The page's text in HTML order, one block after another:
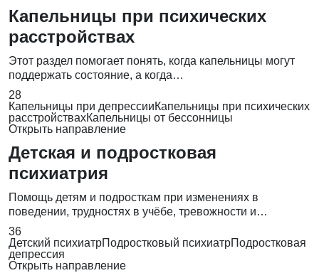
Капельницы при психических
расстройствах
Этот раздел помогает понять, когда капельницы могут
поддержать состояние, а когда…
28
Капельницы при депрессииКапельницы при психических
расстройствахКапельницы от бессонницы
Открыть направление
Детская и подростковая
психиатрия
Помощь детям и подросткам при изменениях в
поведении, трудностях в учёбе, тревожности и…
36
Детский психиатрПодростковый психиатрПодростковая
депрессия
Открыть направление